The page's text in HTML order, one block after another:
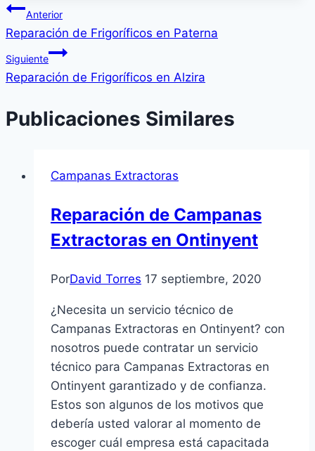
la
entrada:
Navegación
de
entradas
Anterior
Reparación de Frigoríficos en Paterna
Siguiente
Reparación de Frigoríficos en Alzira
Publicaciones Similares
Campanas Extractoras
Reparación de Campanas
Extractoras en Ontinyent
PorDavid Torres 17 septiembre, 2020
¿Necesita un servicio técnico de
Campanas Extractoras en Ontinyent? con
nosotros puede contratar un servicio
técnico para Campanas Extractoras en
Ontinyent garantizado y de confianza.
Estos son algunos de los motivos que
debería usted valorar al momento de
escoger cuál empresa está capacitada